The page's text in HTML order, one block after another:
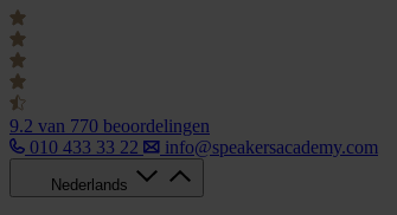
9.2 van 770 beoordelingen
010 433 33 22
info@speakersacademy.com
Nederlands